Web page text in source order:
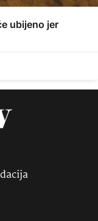
ubijeno jer